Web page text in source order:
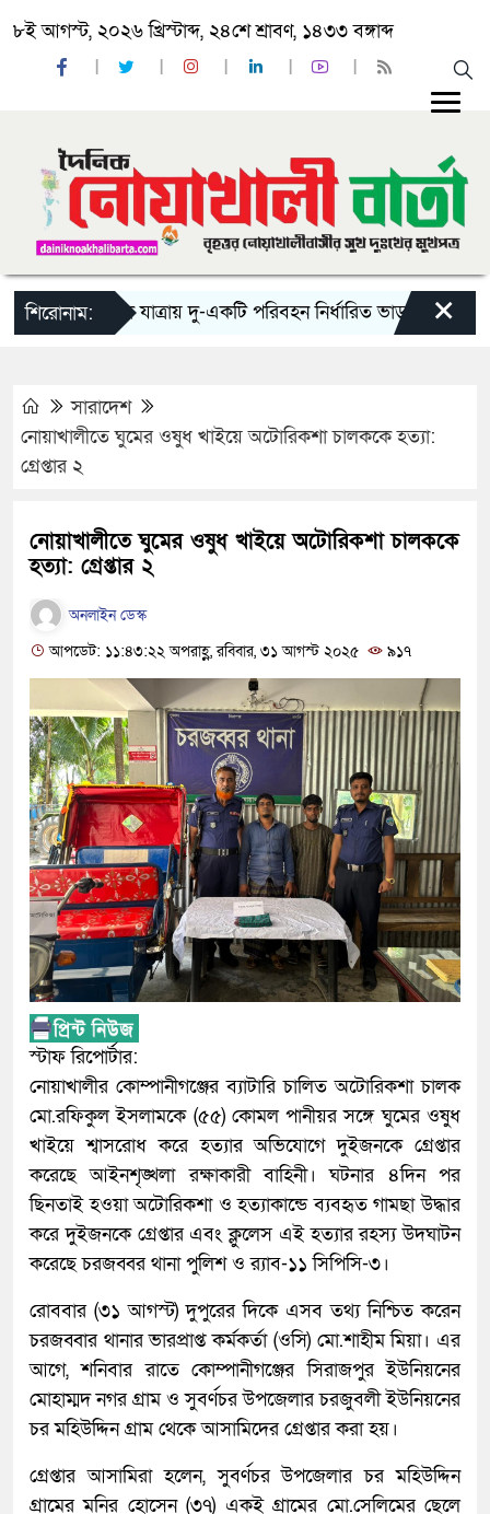
৮ই আগস্ট, ২০২৬ খ্রিস্টাব্দ, ২৪শে শ্রাবণ, ১৪৩৩ বঙ্গাব্দ
শিরোনাম:‘ঈদ যাত্রায় দু-একটি পরিবহন নির্ধারিত ভাড়ার চেয়েও কম
×
সারাদেশ
নোয়াখালীতে ঘুমের ওষুধ খাইয়ে অটোরিকশা চালককে হত্যা:
গ্রেপ্তার ২
নোয়াখালীতে ঘুমের ওষুধ খাইয়ে অটোরিকশা চালককে
হত্যা: গ্রেপ্তার ২
অনলাইন ডেস্ক
আপডেট: ১১:৪৩:২২ অপরাহ্ণ, রবিবার, ৩১ আগস্ট ২০২৫
৯১৭
স্টাফ রিপোর্টার:
নোয়াখালীর কোম্পানীগঞ্জের ব্যাটারি চালিত অটোরিকশা চালক
মো.রফিকুল ইসলামকে (৫৫) কোমল পানীয়র সঙ্গে ঘুমের ওষুধ
খাইয়ে শ্বাসরোধ করে হত্যার অভিযোগে দুইজনকে গ্রেপ্তার
করেছে আইনশৃঙ্খলা রক্ষাকারী বাহিনী। ঘটনার ৪দিন পর
ছিনতাই হওয়া অটোরিকশা ও হত্যাকান্ডে ব্যবহৃত গামছা উদ্ধার
করে দুইজনকে গ্রেপ্তার এবং ক্লুলেস এই হত্যার রহস্য উদঘাটন
করেছে চরজব্বর থানা পুলিশ ও র‍্যাব-১১ সিপিসি-৩।
রোববার (৩১ আগস্ট) দুপুরের দিকে এসব তথ্য নিশ্চিত করেন
চরজব্বার থানার ভারপ্রাপ্ত কর্মকর্তা (ওসি) মো.শাহীম মিয়া। এর
আগে, শনিবার রাতে কোম্পানীগঞ্জের সিরাজপুর ইউনিয়নের
মোহাম্মদ নগর গ্রাম ও সুবর্ণচর উপজেলার চরজুবলী ইউনিয়নের
চর মহিউদ্দিন গ্রাম থেকে আসামিদের গ্রেপ্তার করা হয়।
গ্রেপ্তার আসামিরা হলেন, সুবর্ণচর উপজেলার চর মহিউদ্দিন
গ্রামের মনির হোসেন (৩৭) একই গ্রামের মো.সেলিমের ছেলে